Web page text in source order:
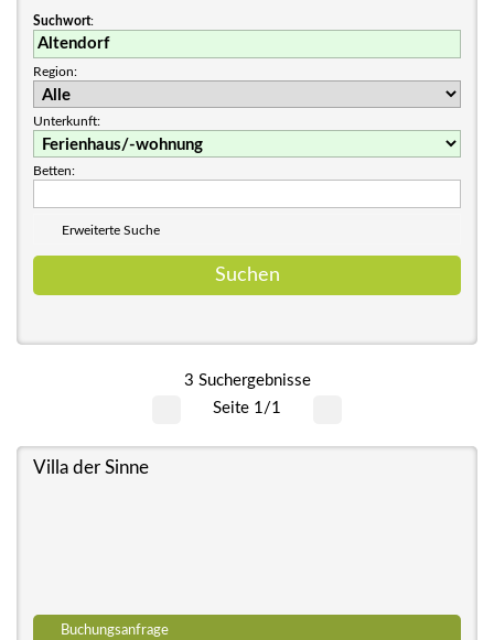
Suchwort:
Region:
Unterkunft:
Betten:
Erweiterte Suche
3 Suchergebnisse
Seite 1/1
Villa der Sinne
Buchungsanfrage